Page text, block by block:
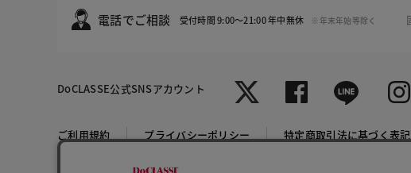
電話でご相談 受付時間 9:00～21:00 年中無休 ※年末年始等除く
DoCLASSE公式SNSアカウント
ご利用規約 プライバシーポリシー 特定商取引法に基づく表記